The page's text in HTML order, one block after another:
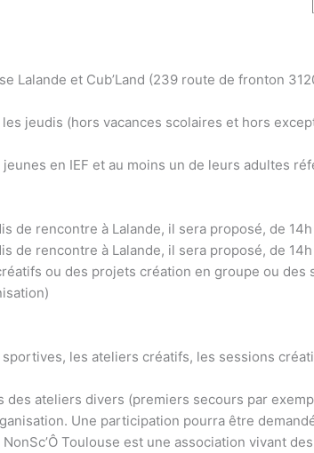
Lalande et Cub’Land (239 route de fronton
les jeudis (hors vacances scolaires et hors
en IEF et au moins un de leurs adultes
de rencontre à Lalande, il sera proposé, de
de rencontre à Lalande, il sera proposé, de
ou des projets création en groupe ou
sportives, les ateliers créatifs, les sessions
des ateliers divers (premiers secours par
Une participation pourra être
NonSc’Ô Toulouse est une association vivant